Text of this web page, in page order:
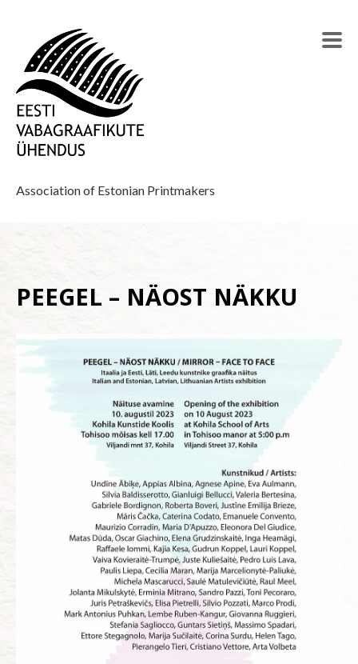
Association of Estonian Printmakers
PEEGEL – NÄOST NÄKKU